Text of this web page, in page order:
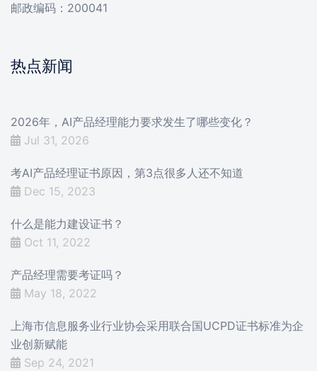
邮政编码：200041
热点新闻
2026年，AI产品经理能力要求发生了哪些变化？
Jul 31, 2026
考AI产品经理证书原因，第3点很多人还不知道
Dec 15, 2023
什么是能力建设证书？
Oct 11, 2022
产品经理需要考证吗？
May 18, 2022
上海市信息服务业行业协会采用联合国UCPD证书标准为企
业创新赋能
Sep 24, 2021